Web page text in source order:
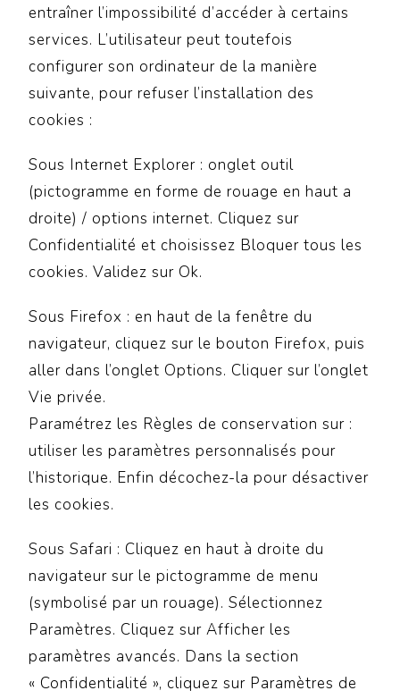
entraîner l’impossibilité d’accéder à certains
services. L’utilisateur peut toutefois
configurer son ordinateur de la manière
suivante, pour refuser l’installation des
cookies :
Sous Internet Explorer : onglet outil
(pictogramme en forme de rouage en haut a
droite) / options internet. Cliquez sur
Confidentialité et choisissez Bloquer tous les
cookies. Validez sur Ok.
Sous Firefox : en haut de la fenêtre du
navigateur, cliquez sur le bouton Firefox, puis
aller dans l’onglet Options. Cliquer sur l’onglet
Vie privée.
Paramétrez les Règles de conservation sur :
utiliser les paramètres personnalisés pour
l’historique. Enfin décochez-la pour désactiver
les cookies.
Sous Safari : Cliquez en haut à droite du
navigateur sur le pictogramme de menu
(symbolisé par un rouage). Sélectionnez
Paramètres. Cliquez sur Afficher les
paramètres avancés. Dans la section
« Confidentialité », cliquez sur Paramètres de